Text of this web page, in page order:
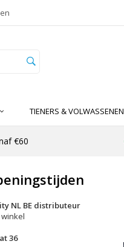
TIENERS & VOLWASSENEN
€60
NL BE distributeur
36